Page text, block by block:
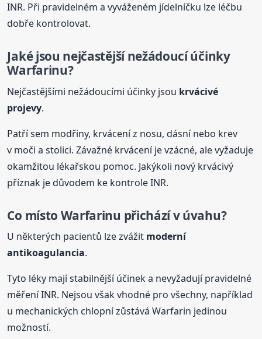
INR. Při pravidelném a vyváženém jídelníčku lze léčbu
dobře kontrolovat.
Jaké jsou nejčastější nežádoucí účinky
Warfarinu?
Nejčastějšími nežádoucími účinky jsou krvácivé
projevy.
Patří sem modřiny, krvácení z nosu, dásní nebo krev
v moči a stolici. Závažné krvácení je vzácné, ale vyžaduje
okamžitou lékařskou pomoc. Jakýkoli nový krvácivý
příznak je důvodem ke kontrole INR.
Co místo Warfarinu přichází v úvahu?
U některých pacientů lze zvážit moderní
antikoagulancia.
Tyto léky mají stabilnější účinek a nevyžadují pravidelné
měření INR. Nejsou však vhodné pro všechny, například
u mechanických chlopní zůstává Warfarin jedinou
možností.